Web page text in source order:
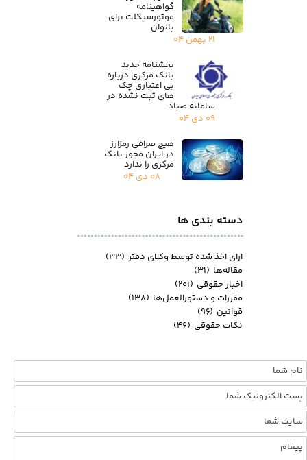
دسته بندی ها
گواهینامه
موتورسیکلت برای
بانوان
۲۱ بهمن ۰۴
بخشنامه جدید
بانک مرکزی درباره
بی اعتباری چک
های ثبت نشده در
سامانه صیاد
۰۹ دی ۰۴
هیچ صرافی رمزارز
در ایران مجوز بانک
مرکزی را ندارد
۰۸ دی ۰۴
ارای اخذ شده توسط وکلای دفتر (۳۳)
مقاله‌ها (۳۱)
اخبار حقوقی (۲۰۱)
مقررات و دستورالعمل‌ها (۱۳۸)
قوانین (۹۶)
نکات حقوقی (۴۶)